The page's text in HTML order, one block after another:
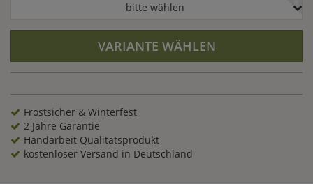
bitte wählen
VARIANTE WÄHLEN
Frostsicher & Winterfest
2 Jahre Garantie
Handarbeit Qualitätsprodukt
kostenloser Versand in Deutschland